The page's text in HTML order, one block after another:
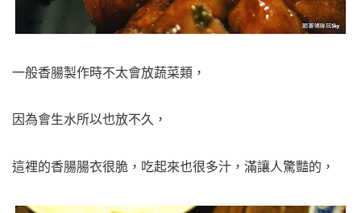
一般香腸製作時不太會放蔬菜類，
因為會生水所以也放不久，
這裡的香腸腸衣很脆，吃起來也很多汁， 滿讓人驚豔的，